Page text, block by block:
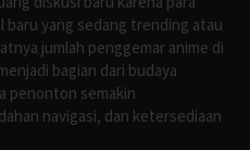
yang sedang trending atau
jumlah penggemar anime di
bagian dari budaya
penonton semakin
navigasi, dan ketersediaan